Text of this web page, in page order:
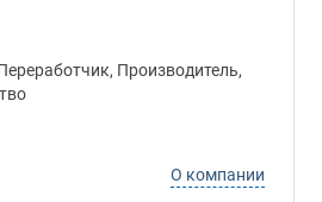
Производитель,
О компании